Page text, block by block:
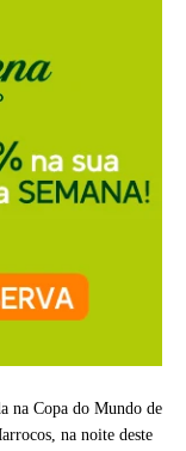
na Copa do Mundo de
na noite deste